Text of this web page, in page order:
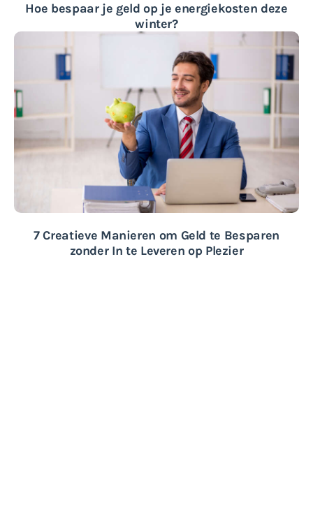
Hoe bespaar je geld op je energiekosten deze
winter?
7 Creatieve Manieren om Geld te Besparen
zonder In te Leveren op Plezier